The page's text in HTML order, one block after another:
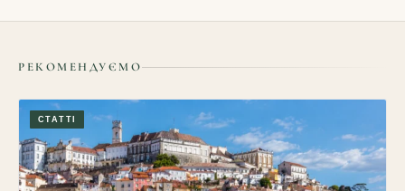
РЕКОМЕНДУЄМО
СТАТТІ